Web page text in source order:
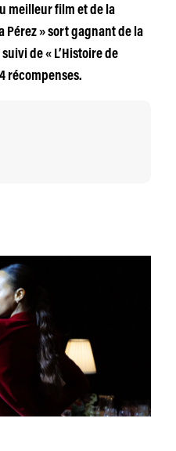
meilleur film et de la
Pérez » sort gagnant de la
de « L’Histoire de
récompenses.